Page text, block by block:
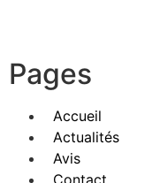
Pages
Accueil
Actualités
Avis
Contact